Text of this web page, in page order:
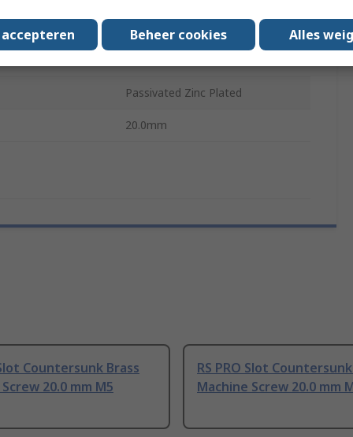
DIN 963
Passivated Zinc Plated
20.0mm
Countersunk Brass
20.0 mm M5
RS PRO Slot
Machine Screw 20.0 mm
Beheer cookies Alles